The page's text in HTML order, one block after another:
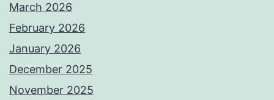
March 2026
February 2026
January 2026
December 2025
November 2025